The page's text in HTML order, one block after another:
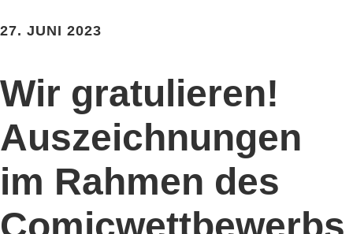
27. JUNI 2023
Wir gratulieren!
Auszeichnungen
im Rahmen des